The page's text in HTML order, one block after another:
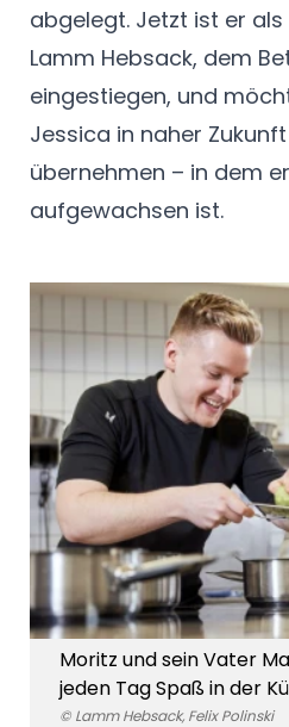
abgelegt. Jetzt ist er
Lamm Hebsack, dem
eingestiegen, und
Jessica in naher
übernehmen – in dem
aufgewachsen ist.
Moritz und sein Vater
jeden Tag Spaß in der
© Lamm Hebsack, Felix Polinski